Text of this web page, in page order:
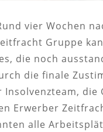
vier Wochen
Gruppe
die noch
die finale
Erwerber
alle